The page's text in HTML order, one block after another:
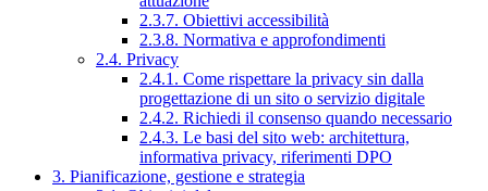
2.3.7. Obiettivi accessibilità
2.3.8. Normativa e approfondimenti
2.4. Privacy
2.4.1. Come rispettare la privacy sin dalla
progettazione di un sito o servizio digitale
2.4.2. Richiedi il consenso quando necessario
2.4.3. Le basi del sito web: architettura,
informativa privacy, riferimenti DPO
3. Pianificazione, gestione e strategia